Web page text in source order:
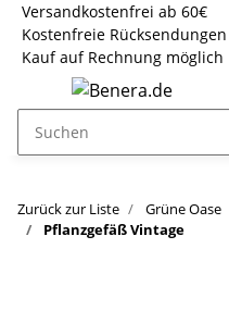
Versandkostenfrei ab 60€
Kostenfreie Rücksendungen
Kauf auf Rechnung möglich
Zurück zur Liste Grüne Oase
Pflanzgefäß Vintage